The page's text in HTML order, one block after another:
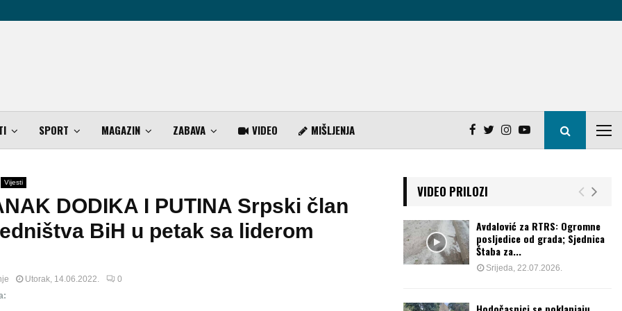
SPORT MAGAZIN ZABAVA VIDEO MIŠLJENJA
Vijesti
DODIKA I PUTINA Srpski član
BiH u petak sa liderom
Utorak, 14.06.2022.
0
VIDEO PRILOZI
Avdalović za RTRS: Ogromne
posljedice od grada; Sjednica
Štaba za...
Srijeda, 22.07.2026.